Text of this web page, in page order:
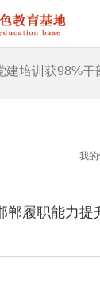
建培训获98%
建培训获98%
训提质增效三
训提质增效三
部信仰根基 西
我的
郸履职能力提